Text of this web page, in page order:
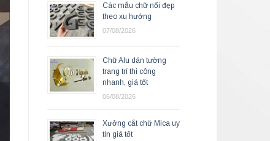
Các mẫu chữ nổi đẹp
theo xu hướng
07/08/2026
Chữ Alu dán tường
trang trí thi công
nhanh, giá tốt
06/08/2026
Xưởng cắt chữ Mica uy
tín giá tốt